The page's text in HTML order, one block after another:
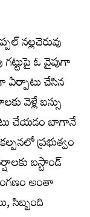
నల్లచెరువు
ఓ వైపుగా
చేసిన
వెళ్లే బస్సు
చేయడం బాగానే
ప్రభుత్వం
బస్టాండ్
అంతా
సిబ్బంది